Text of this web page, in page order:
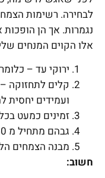
לבחירה. רשימות
נגמרות. אך הן
אלו הקוים המנחים
ירוקי עד –
קלים לתחזוקה
ועמידים יחסית
זמינים כמעט
גבהם מתחיל מ 60 ס"מ בממוצע ומגיע עד 1.20 מ'
מבנה הצמחים
חשוב: